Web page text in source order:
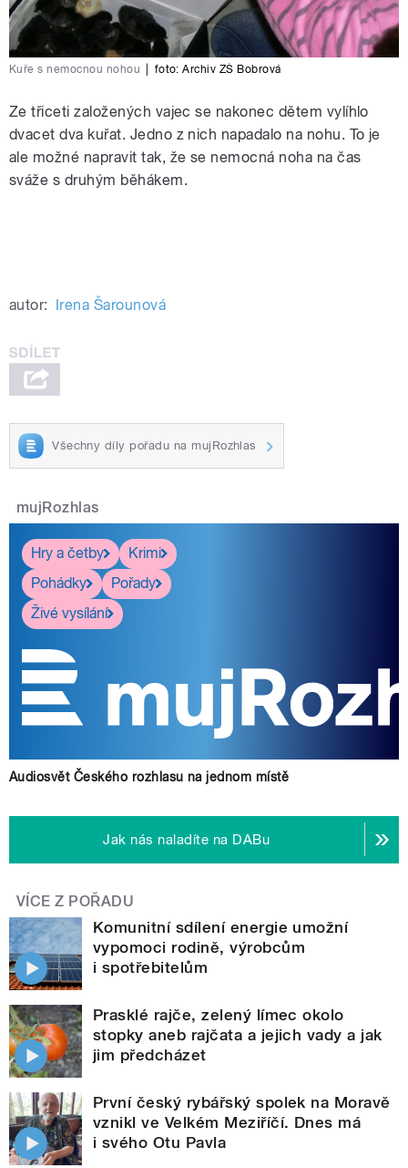
Kuře s nemocnou nohou foto:Archiv ZŠ Bobrová
Ze třiceti založených vajec se nakonec dětem vylíhlo
dvacet dva kuřat. Jedno z nich napadalo na nohu. To je
ale možné napravit tak, že se nemocná noha na čas
sváže s druhým běhákem.
autor: Irena Šarounová
Všechny díly pořadu na mujRozhlas
mujRozhlas
Hry a četby
Krimi
Pohádky
Pořady
Živé vysílání
Audiosvět Českého rozhlasu na jednom místě
Jak nás naladíte na DABu
VÍCE Z POŘADU
Komunitní sdílení energie umožní
vypomoci rodině, výrobcům
i spotřebitelům
Prasklé rajče, zelený límec okolo
stopky aneb rajčata a jejich vady a jak
jim předcházet
První český rybářský spolek na Moravě
vznikl ve Velkém Meziříčí. Dnes má
i svého Otu Pavla